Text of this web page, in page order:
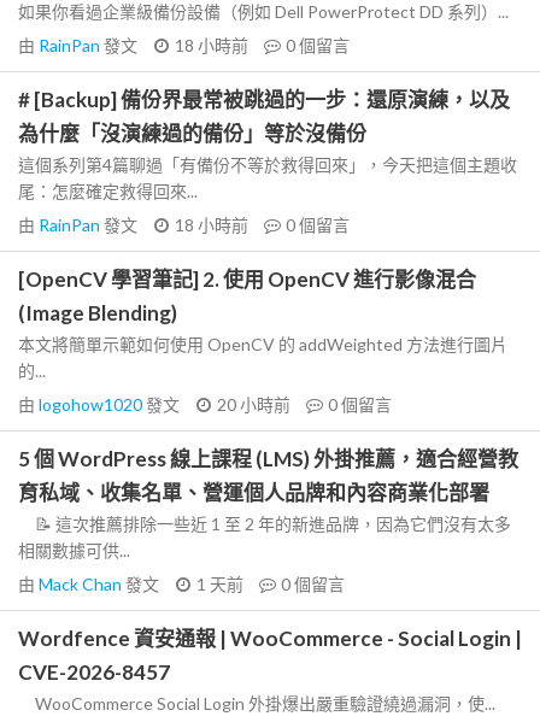
如果你看過企業級備份設備（例如 Dell PowerProtect DD 系列）...
由 RainPan 發文 18 小時前 0個留言
# [Backup] 備份界最常被跳過的一步：還原演練，以及
為什麼「沒演練過的備份」等於沒備份
這個系列第4篇聊過「有備份不等於救得回來」，今天把這個主題收
尾：怎麼確定救得回來...
由 RainPan 發文 18 小時前 0個留言
[OpenCV 學習筆記] 2. 使用 OpenCV 進行影像混合
(Image Blending)
本文將簡單示範如何使用 OpenCV 的 addWeighted 方法進行圖片
的...
由 logohow1020發文 20 小時前 0個留言
5 個 WordPress 線上課程 (LMS) 外掛推薦，適合經營教
育私域、收集名單、營運個人品牌和內容商業化部署
📝 這次推薦排除一些近 1 至 2 年的新進品牌，因為它們沒有太多
相關數據可供...
由 Mack Chan 發文 1 天前 0個留言
Wordfence 資安通報 | WooCommerce - Social Login |
CVE-2026-8457
WooCommerce Social Login 外掛爆出嚴重驗證繞過漏洞，使...